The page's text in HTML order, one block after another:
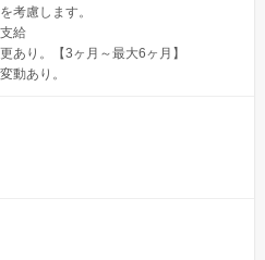
考慮します。
給
あり。【3ヶ月～最大6ヶ月】
動あり。